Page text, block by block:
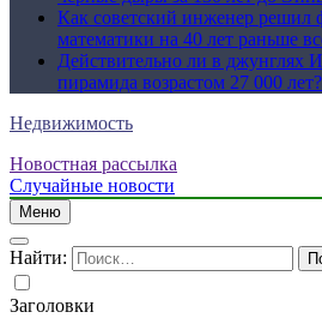
Как советский инженер решил
математики на 40 лет раньше
Действительно ли в джунглях
пирамида возрастом 27 000 лет?
Недвижимость
Новостная рассылка
Случайные новости
Меню
Найти:
Заголовки